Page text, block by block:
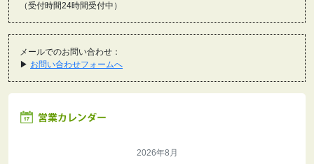
（受付時間24時間受付中）
メールでのお問い合わせ：
▶ お問い合わせフォームへ
2026年8月